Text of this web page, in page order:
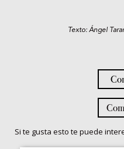
Texto: Ángel
Si te gusta esto te puede